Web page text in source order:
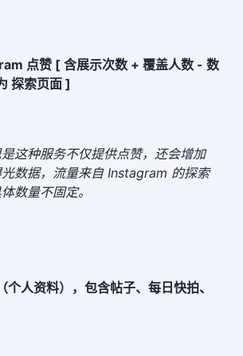
点赞 [ 含展示次数 + 覆盖人数 - 数
探索页面 ]
这种服务不仅提供点赞，还会增加
数据，流量来自 Instagram 的探索
数量不固定。
个人资料），包含帖子、每日快拍、